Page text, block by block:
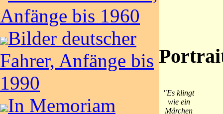
Anfänge bis 1960
Bilder deutscher
Fahrer, Anfänge bis
1990
In Memoriam
"Es klingt
wie ein
Märchen